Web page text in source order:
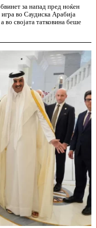
за напад пред ноќен
во Саудиска Арабија
во својата татковина беше